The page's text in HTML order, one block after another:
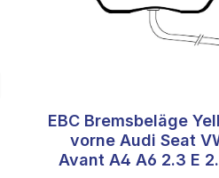
Bewertung von 5 von 5 Sternen
EBC Bremsbeläge
vorne Audi Seat
Avant A4 A6 2.3 E